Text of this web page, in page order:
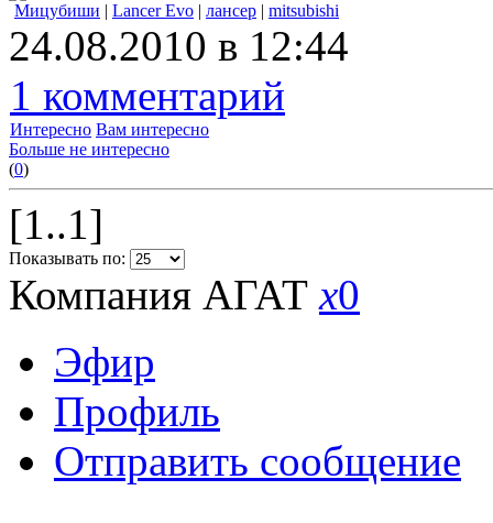
Мицубиши | Lancer Evo | лансер | mitsubishi
24.08.2010 в 12:44
1 комментарий
Интересно Вам интересно
Больше не интересно
(0)
[1..1]
Показывать по:
Компания АГАТx0
Эфир
Профиль
Отправить сообщение